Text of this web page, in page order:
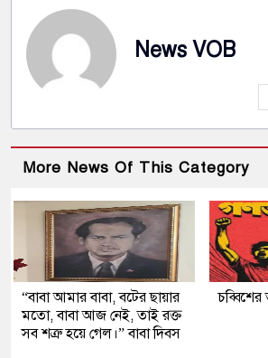
News VOB
More News Of This Category
“বাবা আমার বাবা, বটের ছায়ার
মতো, বাবা আজ নেই, তাই রক্ত
সব শত্রু হয়ে গেল।” বাবা দিবস
চব্বিশের